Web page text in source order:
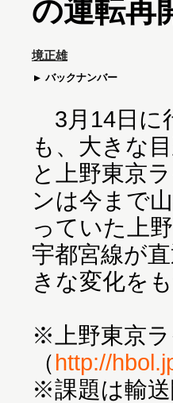
の運転再
境正雄
バックナンバー
3月14日に
も、大きな
と上野東京
ンは今まで
っていた上
宇都宮線が
きな変化を
※上野東京
（http://
※課題は輸